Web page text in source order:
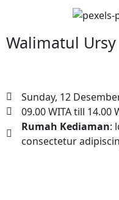
Walimatul Ursy
Sunday, 12
09.00 WITA till 14.00
Rumah Kediaman:
consectetur